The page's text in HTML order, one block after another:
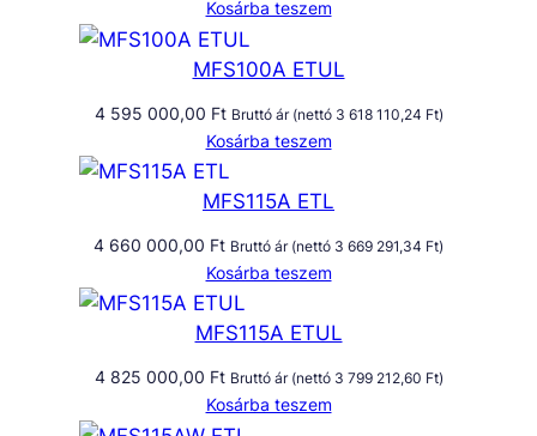
Kosárba teszem
MFS100A ETUL
4 595 000,00 Ft Bruttó ár (nettó 3 618 110,24 Ft)
Kosárba teszem
MFS115A ETL
4 660 000,00 Ft Bruttó ár (nettó 3 669 291,34 Ft)
Kosárba teszem
MFS115A ETUL
4 825 000,00 Ft Bruttó ár (nettó 3 799 212,60 Ft)
Kosárba teszem